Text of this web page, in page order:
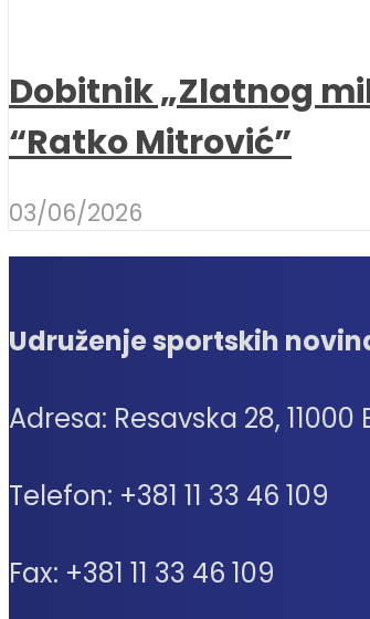
Dobitnik „Zlatnog
“Ratko Mitrović”
03/06/2026
Udruženje sportskih
Adresa: Resavska 28,
Telefon: +381 11 33 46 109
Fax: +381 11 33 46 109